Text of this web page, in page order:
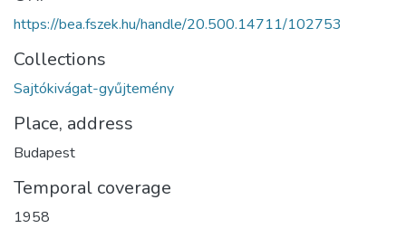
https://bea.fszek.hu/handle/20.500.14711/102753
Collections
Sajtókivágat-gyűjtemény
Place, address
Budapest
Temporal coverage
1958